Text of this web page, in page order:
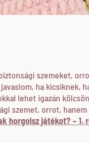
szemeket,
ha kicsiknek,
lehet igazán
szemet, orrot, hanem
horgolsz játékot? – 1.